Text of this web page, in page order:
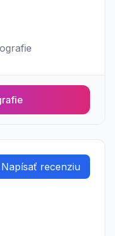
Napísať recenziu